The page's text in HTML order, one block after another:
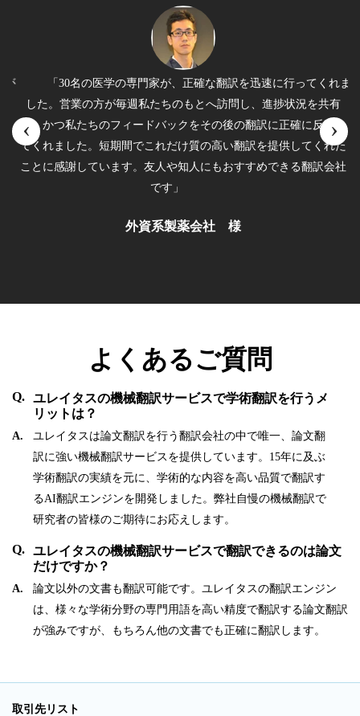
「30名の医学の専門家が、正確な翻訳を迅速に行ってくれま
した。営業の方が毎週私たちのもとへ訪問し、進捗状況を共有
し、かつ私たちのフィードバックをその後の翻訳に正確に反映し
てくれました。短期間でこれだけ質の高い翻訳を提供してくれた
ことに感謝しています。友人や知人にもおすすめできる翻訳会社
です」
外資系製薬会社 様
‹ ›
よくあるご質問
Q. ユレイタスの機械翻訳サービスで学術翻訳を行うメ
リットは？
A.
ユレイタスは論文翻訳を行う翻訳会社の中で唯一、論文翻
訳に強い機械翻訳サービスを提供しています。15年に及ぶ
学術翻訳の実績を元に、学術的な内容を高い品質で翻訳す
るAI翻訳エンジンを開発しました。弊社自慢の機械翻訳で
研究者の皆様のご期待にお応えします。
Q. ユレイタスの機械翻訳サービスで翻訳できるのは論文
だけですか？
A.
論文以外の文書も翻訳可能です。ユレイタスの翻訳エンジン
は、様々な学術分野の専門用語を高い精度で翻訳する論文翻訳
が強みですが、もちろん他の文書でも正確に翻訳します。
取引先リスト